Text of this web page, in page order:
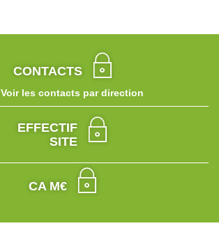
CONTACTS
Voir les contacts par direction
EFFECTIF
SITE
CA M€